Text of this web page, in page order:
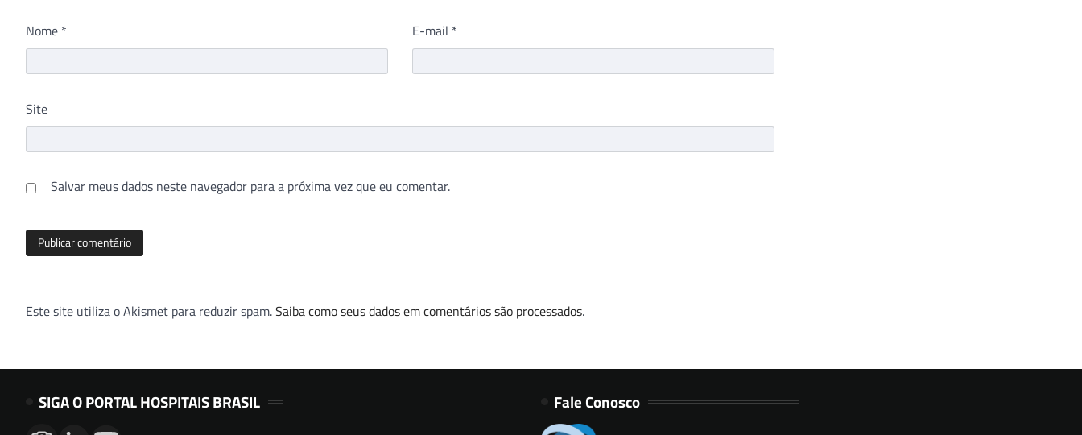
Nome * E-mail *
Site
Salvar meus dados neste navegador para a próxima vez que eu comentar.
Este site utiliza o Akismet para reduzir spam.Saiba como seus dados em comentários são processados.
SIGA O PORTAL HOSPITAIS BRASIL Fale Conosco